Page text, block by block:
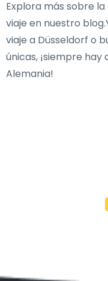
Explora más sobre
viaje en nuestro
viaje a Düsseldorf o
únicas, ¡siempre
Alemania!